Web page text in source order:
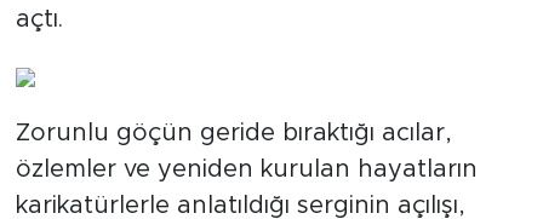
açtı.
Zorunlu göçün geride bıraktığı acılar,
özlemler ve yeniden kurulan hayatların
karikatürlerle anlatıldığı serginin açılışı,